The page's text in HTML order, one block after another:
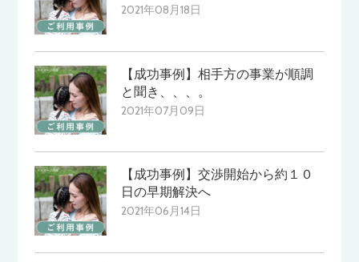
2021年08月18日
【成功事例】相手方の事業が順調
と聞き、、、。
2021年07月09日
【成功事例】交渉開始から約１０
日の早期解決へ
2021年06月14日